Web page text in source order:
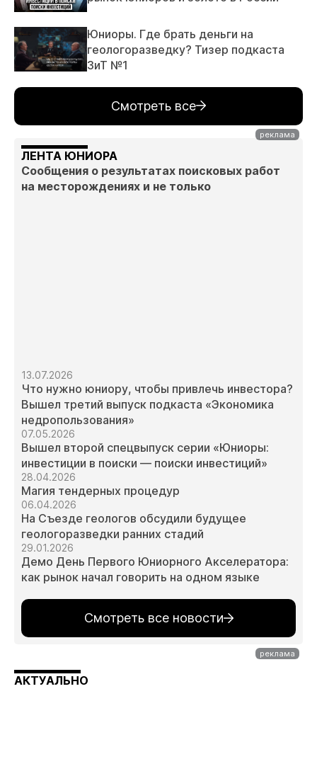
Юниоры. Где брать деньги на
геологоразведку? Тизер подкаста
ЗиТ №1
Смотреть все
ЛЕНТА ЮНИОРА
Сообщения о результатах поисковых работ
на месторождениях и не только
13.07.2026
Что нужно юниору, чтобы привлечь инвестора?
Вышел третий выпуск подкаста «Экономика
недропользования»
07.05.2026
Вышел второй спецвыпуск серии «Юниоры:
инвестиции в поиски — поиски инвестиций»
28.04.2026
Магия тендерных процедур
06.04.2026
На Съезде геологов обсудили будущее
геологоразведки ранних стадий
29.01.2026
Демо День Первого Юниорного Акселератора:
как рынок начал говорить на одном языке
Смотреть все новости
АКТУАЛЬНО